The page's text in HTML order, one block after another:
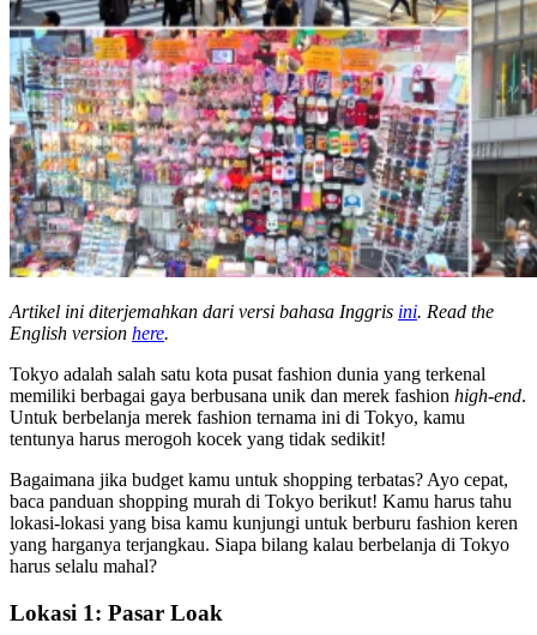
Artikel ini diterjemahkan dari versi bahasa Inggris ini. Read the
English version here.
Tokyo adalah salah satu kota pusat fashion dunia yang terkenal
memiliki berbagai gaya berbusana unik dan merek fashion high-end.
Untuk berbelanja merek fashion ternama ini di Tokyo, kamu
tentunya harus merogoh kocek yang tidak sedikit!
Bagaimana jika budget kamu untuk shopping terbatas? Ayo cepat,
baca panduan shopping murah di Tokyo berikut! Kamu harus tahu
lokasi-lokasi yang bisa kamu kunjungi untuk berburu fashion keren
yang harganya terjangkau. Siapa bilang kalau berbelanja di Tokyo
harus selalu mahal?
Lokasi 1: Pasar Loak